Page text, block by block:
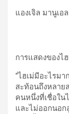
แองเจิล มานูเอ
การแสดงของไฮ
“ไฮเม่มีอะไรม
สะท้อนถึงหลาย
คนหนึ่งที่เชื่อใน
และไม่ออกนอก